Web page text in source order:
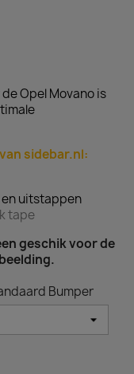
Opel Movano is
sidebar.nl:
uitstappen
tape
geschik voor de
Bumper